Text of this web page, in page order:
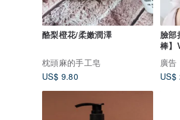
酪梨橙花/柔嫩潤澤
枕頭麻的手工皂
US$ 9.80
臉部
棒】
刮痧
廣告
US$